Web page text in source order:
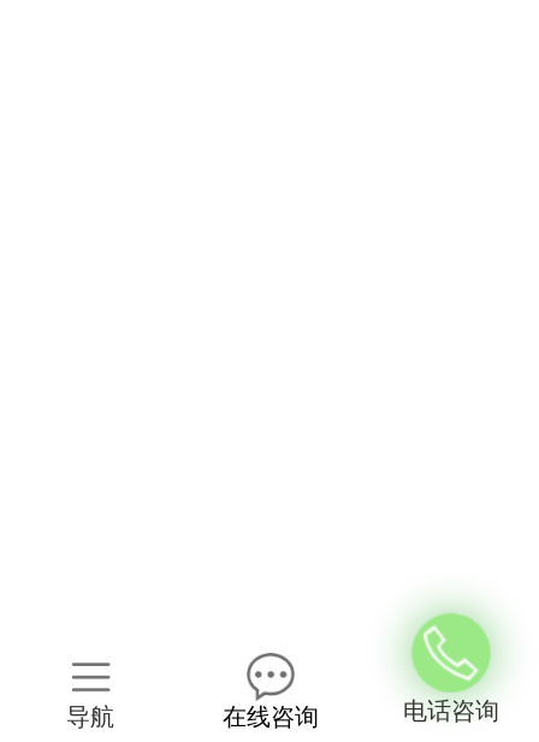
导航 在线咨询 电话咨询